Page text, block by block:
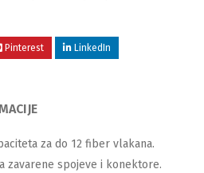
Pinterest LinkedIn
za do 12 fiber vlakana.
zavarene spojeve i konektore.